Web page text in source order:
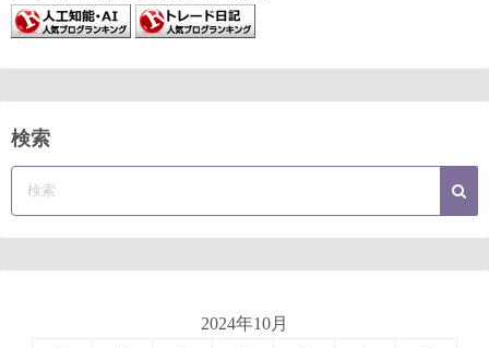
検索
2024年10月